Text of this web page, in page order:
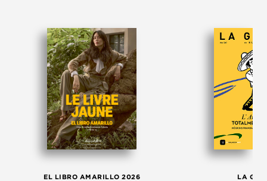
EL LIBRO AMARILLO 2026 LA